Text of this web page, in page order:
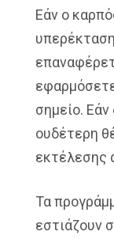
Εάν ο
σημείο.
ουδέτερη
εκτέλεσης
Τα
εστιάζουν